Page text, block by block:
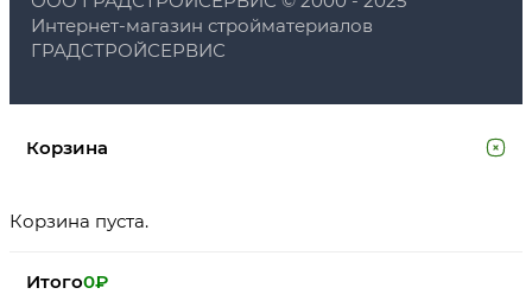
Интернет-магазин стройматериалов
ГРАДСТРОЙСЕРВИС
Корзина
Корзина пуста.
Итого0₽